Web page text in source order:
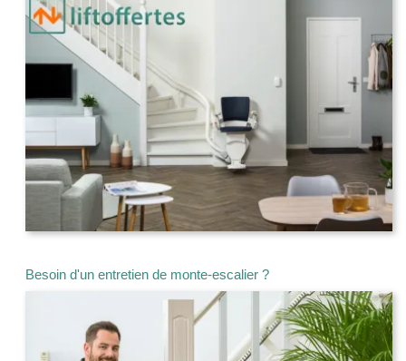
Besoin d'un entretien de monte-escalier ?